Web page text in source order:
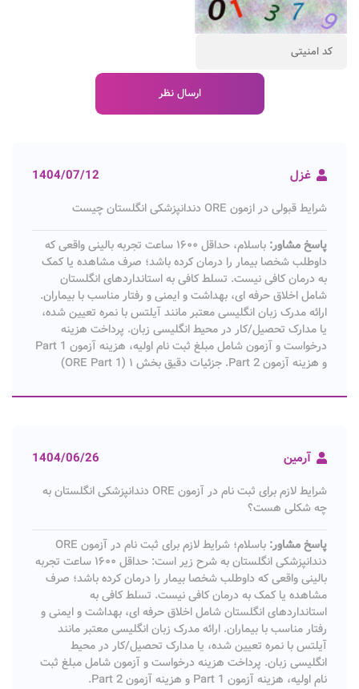
غزل 1404/07/12
شرایط قبولی در ازمون ORE دندانپزشکی انگلستان چیست
پاسخ مشاور:
باسلام، حداقل ۱۶۰۰ ساعت تجربه بالینی واقعی که
داوطلب شخصا بیمار را درمان کرده باشد؛ صرف مشاهده یا کمک
به درمان کافی نیست. تسلط کافی به استانداردهای انگلستان
شامل اخلاق حرفه ای، بهداشت و ایمنی و رفتار مناسب با بیماران.
ارائه مدرک زبان انگلیسی معتبر مانند آیلتس با نمره تعیین شده،
یا مدارک تحصیل/کار در محیط انگلیسی زبان. پرداخت هزینه
درخواست و آزمون شامل مبلغ ثبت نام اولیه، هزینه آزمون Part 1
و هزینه آزمون Part 2. جزئیات دقیق بخش ۱ (ORE Part 1)
آرمین 1404/06/26
شرایط لازم برای ثبت نام در آزمون ORE دندانپزشکی انگلستان به
چه شکلی هست؟
پاسخ مشاور:
باسلام؛ شرایط لازم برای ثبت نام در آزمون ORE
دندانپزشکی انگلستان به شرح زیر است: حداقل ۱۶۰۰ ساعت تجربه
بالینی واقعی که داوطلب شخصا بیمار را درمان کرده باشد؛ صرف
مشاهده یا کمک به درمان کافی نیست. تسلط کافی به
استانداردهای انگلستان شامل اخلاق حرفه ای، بهداشت و ایمنی و
رفتار مناسب با بیماران. ارائه مدرک زبان انگلیسی معتبر مانند
آیلتس با نمره تعیین شده، یا مدارک تحصیل/کار در محیط
انگلیسی زبان. پرداخت هزینه درخواست و آزمون شامل مبلغ ثبت
نام اولیه، هزینه آزمون Part 1 و هزینه آزمون Part 2.